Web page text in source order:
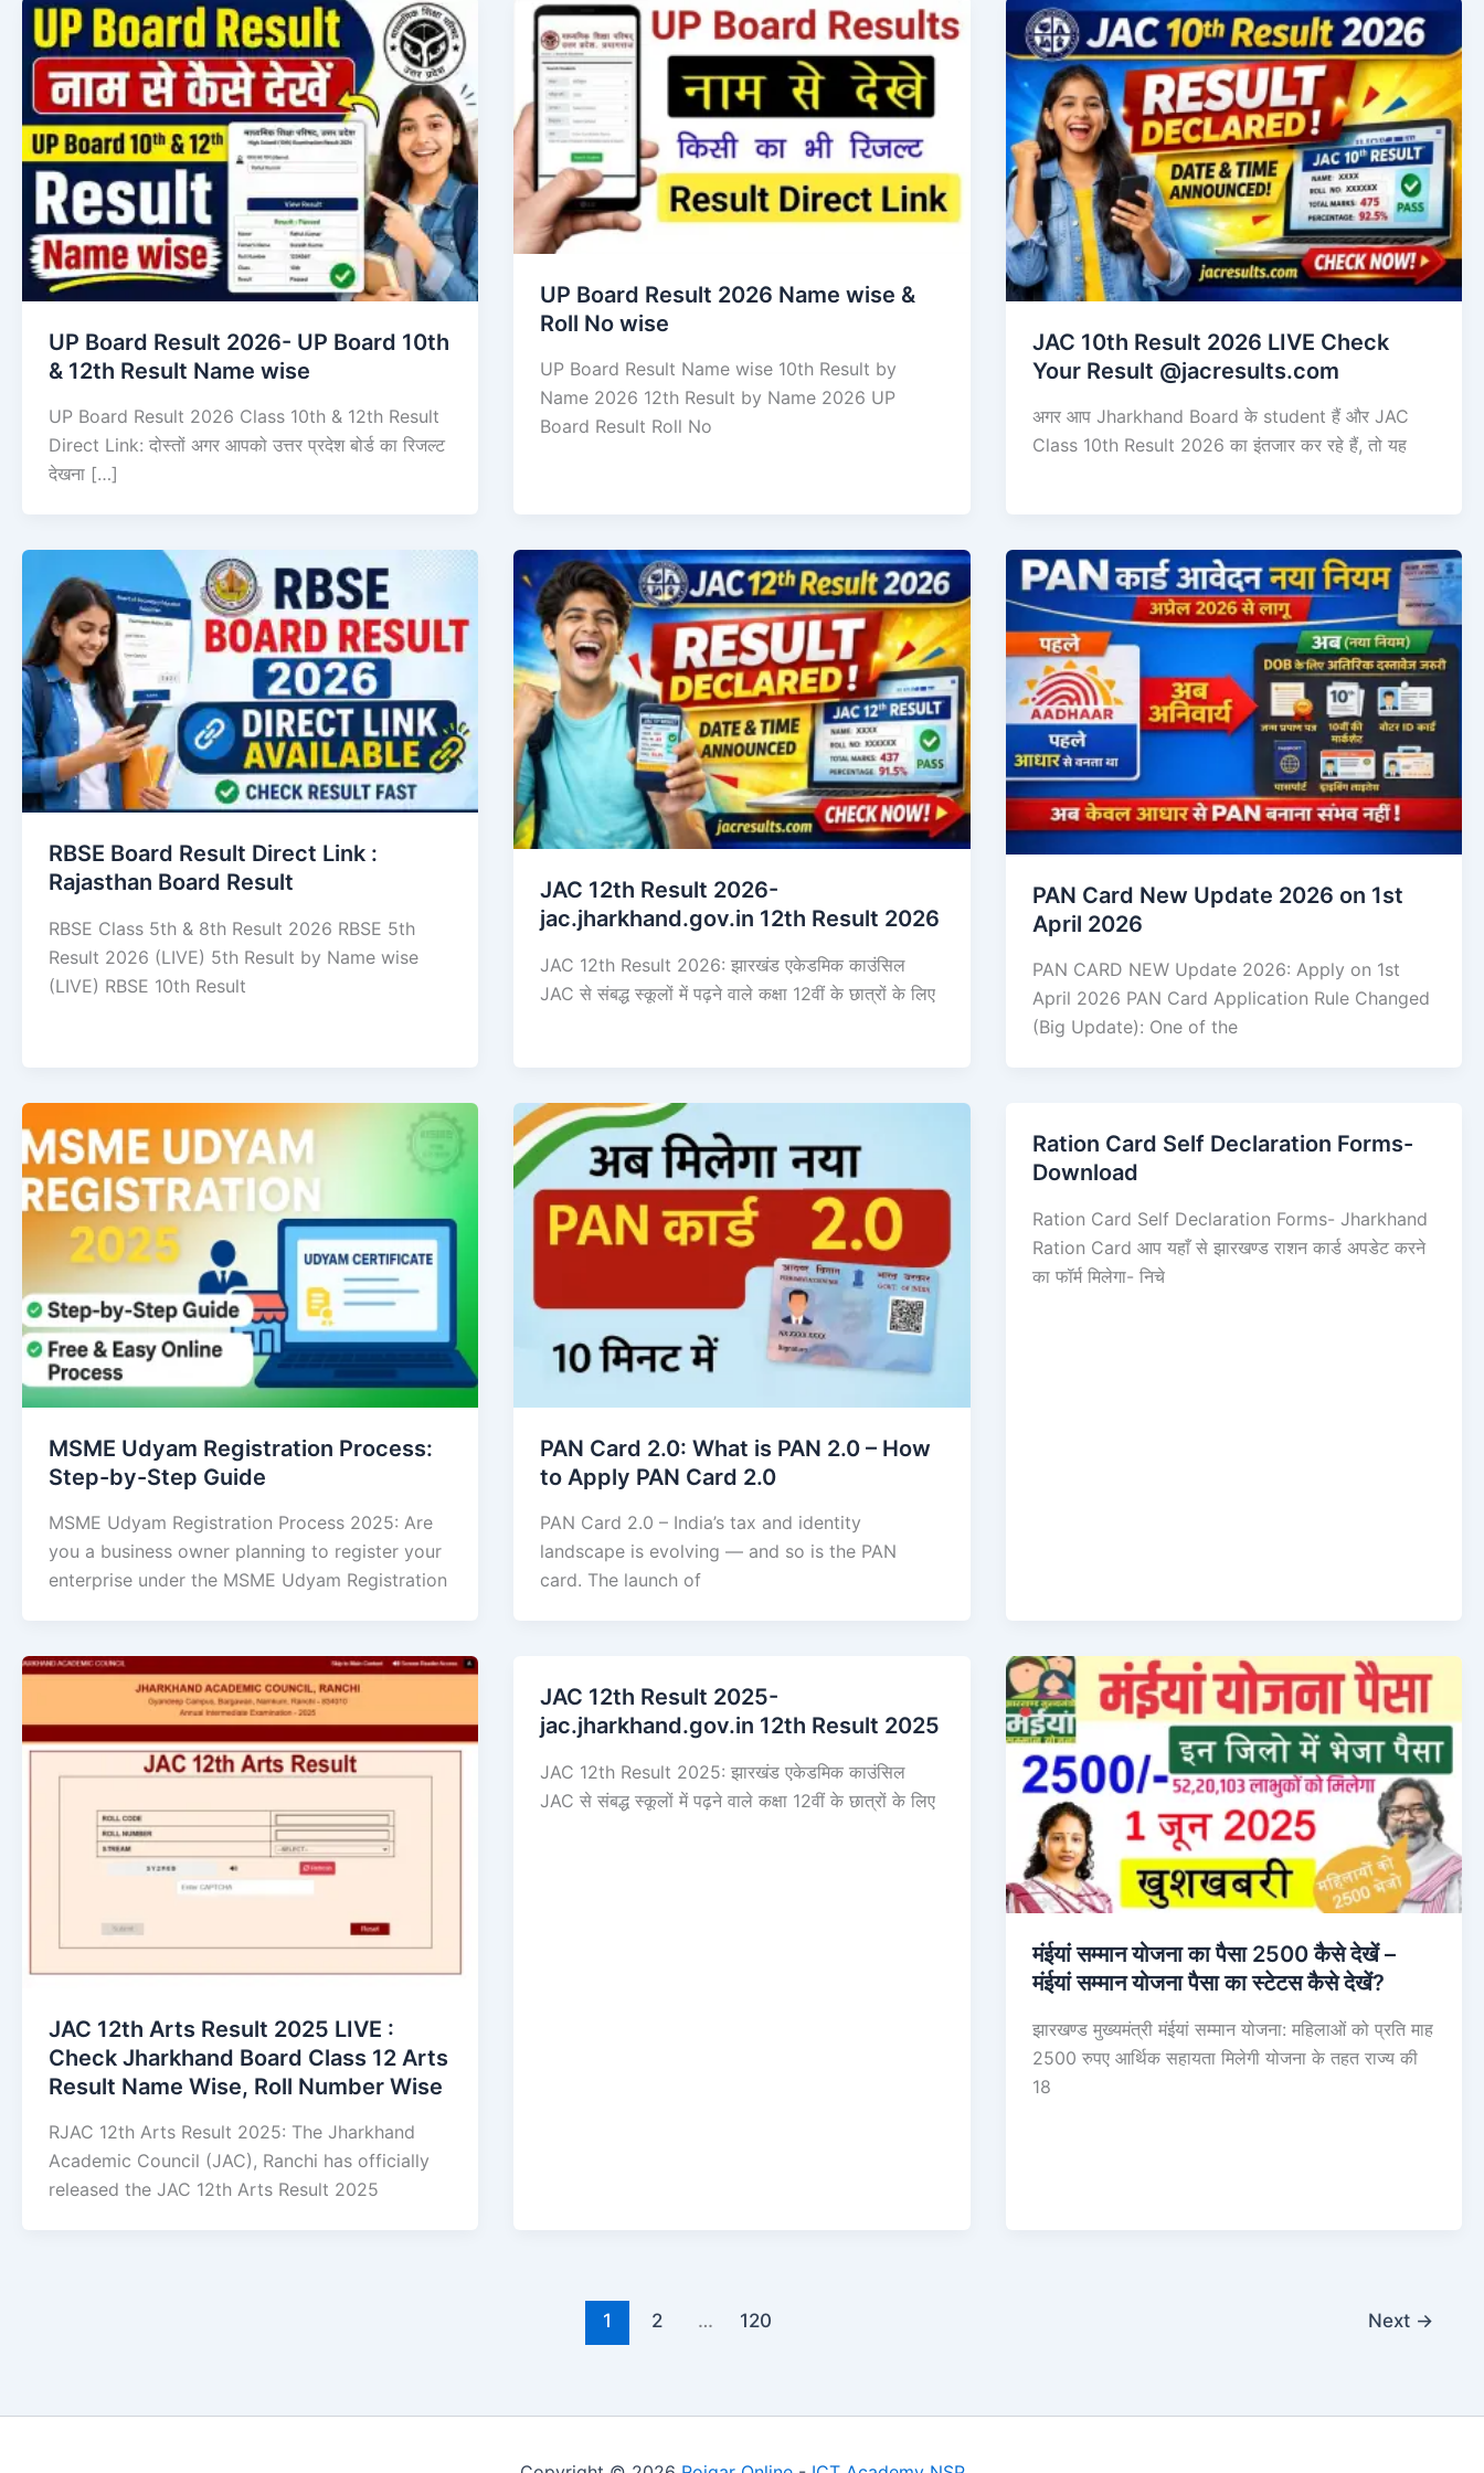
UP Board Result 2026- UP Board 10th
& 12th Result Name wise
UP Board Result 2026 Class 10th & 12th Result
Direct Link: दोस्तों अगर आपको उत्तर प्रदेश बोर्ड का रिजल्ट
देखना […]
UP Board Result 2026 Name wise &
Roll No wise
UP Board Result Name wise 10th Result by
Name 2026 12th Result by Name 2026 UP
Board Result Roll No
JAC 10th Result 2026 LIVE Check
Your Result @jacresults.com
अगर आप Jharkhand Board के student हैं और JAC
Class 10th Result 2026 का इंतजार कर रहे हैं, तो यह
RBSE Board Result Direct Link : ​
Rajasthan Board Result
RBSE Class 5th & 8th Result 2026 RBSE 5th
Result 2026 (LIVE) 5th Result by Name wise
(LIVE) RBSE 10th Result
JAC 12th Result 2026-
jac.jharkhand.gov.in 12th Result 2026
JAC 12th Result 2026: झारखंड एकेडमिक काउंसिल
JAC से संबद्ध स्कूलों में पढ़ने वाले कक्षा 12वीं के छात्रों के लिए
PAN Card New Update 2026 on 1st
April 2026
PAN CARD NEW Update 2026: Apply on 1st
April 2026 PAN Card Application Rule Changed
(Big Update): One of the
MSME Udyam Registration Process:
Step-by-Step Guide
MSME Udyam Registration Process 2025: Are
you a business owner planning to register your
enterprise under the MSME Udyam Registration
PAN Card 2.0: What is PAN 2.0 – How
to Apply PAN Card 2.0
PAN Card 2.0 – India’s tax and identity
landscape is evolving — and so is the PAN
card. The launch of
Ration Card Self Declaration Forms-
Download
Ration Card Self Declaration Forms- Jharkhand
Ration Card आप यहाँ से झारखण्ड राशन कार्ड अपडेट करने
का फॉर्म मिलेगा- निचे
JAC 12th Arts Result 2025 LIVE :
Check Jharkhand Board Class 12 Arts
Result Name Wise, Roll Number Wise
RJAC 12th Arts Result 2025: The Jharkhand
Academic Council (JAC), Ranchi has officially
released the JAC 12th Arts Result 2025
JAC 12th Result 2025-
jac.jharkhand.gov.in 12th Result 2025
JAC 12th Result 2025: झारखंड एकेडमिक काउंसिल
JAC से संबद्ध स्कूलों में पढ़ने वाले कक्षा 12वीं के छात्रों के लिए
मंईयां सम्मान योजना का पैसा 2500 कैसे देखें –
मंईयां सम्मान योजना पैसा का स्टेटस कैसे देखें?
झारखण्ड मुख्यमंत्री मंईयां सम्मान योजना: महिलाओं को प्रति माह
2500 रुपए आर्थिक सहायता मिलेगी योजना के तहत राज्य की
18
1 2 … 120 Next →